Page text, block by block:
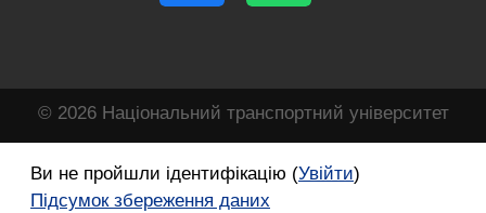
© 2026 Національний транспортний університет
Ви не пройшли ідентифікацію (Увійти)
Підсумок збереження даних